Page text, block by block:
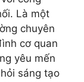
Là một
chuyên
cơ quan
yêu mến
sáng tạo